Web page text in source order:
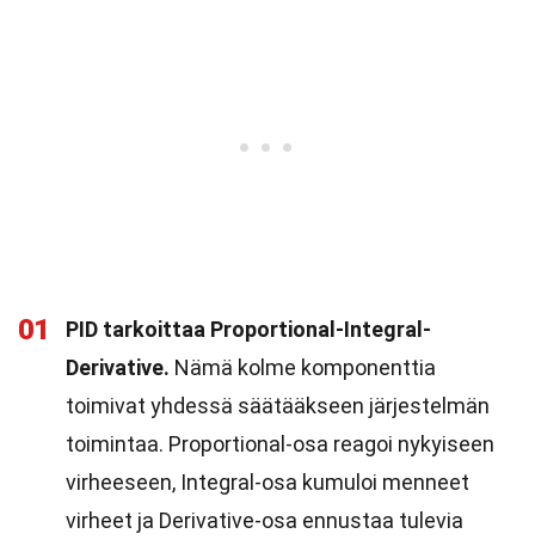
01
PID tarkoittaa Proportional-Integral-
Derivative. Nämä kolme komponenttia
toimivat yhdessä säätääkseen järjestelmän
toimintaa. Proportional-osa reagoi nykyiseen
virheeseen, Integral-osa kumuloi menneet
virheet ja Derivative-osa ennustaa tulevia